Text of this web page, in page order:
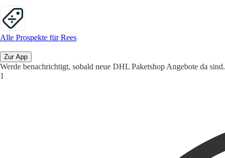
Alle Prospekte für Rees
Zur App
Werde benachrichtigt, sobald neue DHL Paketshop Angebote da sind.